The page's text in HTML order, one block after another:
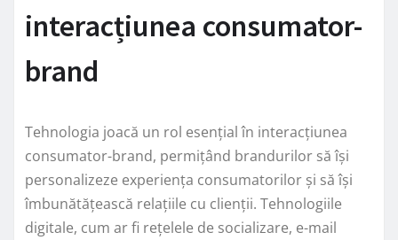
interacțiunea consumator-
brand
Tehnologia joacă un rol esențial în interacțiunea
consumator-brand, permițând brandurilor să își
personalizeze experiența consumatorilor și să își
îmbunătățească relațiile cu clienții. Tehnologiile
digitale, cum ar fi rețelele de socializare, e-mail